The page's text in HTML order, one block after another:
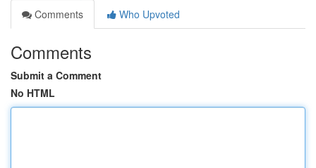
Comments
Who Upvoted
Comments
Submit a Comment
No HTML